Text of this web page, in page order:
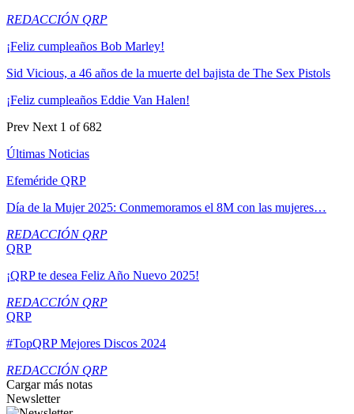
REDACCIÓN QRP
¡Feliz cumpleaños Bob Marley!
Sid Vicious, a 46 años de la muerte del bajista de The Sex Pistols
¡Feliz cumpleaños Eddie Van Halen!
Prev Next 1 of 682
Últimas Noticias
Efeméride QRP
Día de la Mujer 2025: Conmemoramos el 8M con las mujeres…
REDACCIÓN QRP
QRP
¡QRP te desea Feliz Año Nuevo 2025!
REDACCIÓN QRP
QRP
#TopQRP Mejores Discos 2024
REDACCIÓN QRP
Cargar más notas
Newsletter